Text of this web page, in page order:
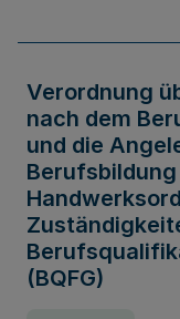
Verordnung
nach dem
und die
Berufsbildung
(BQFG)